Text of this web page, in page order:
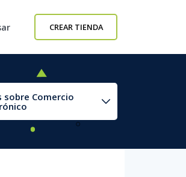
CREAR TIENDA
sobre Comercio